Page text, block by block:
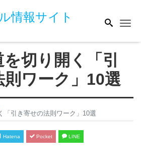
情報サイト
切り開く「引
則ワーク」10選
「引き寄せの法則ワーク」10選
Hatena Pocket LINE